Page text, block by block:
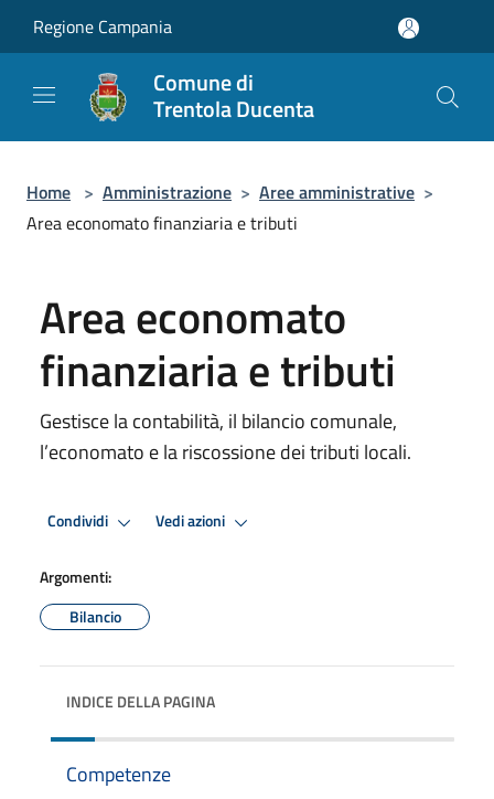
Regione Campania
Comune di
Trentola Ducenta
Home > Amministrazione > Aree amministrative >
Area economato finanziaria e tributi
Area economato
finanziaria e tributi
Gestisce la contabilità, il bilancio comunale,
l’economato e la riscossione dei tributi locali.
Condividi Vedi azioni
Argomenti:
Bilancio
INDICE DELLA PAGINA
Competenze